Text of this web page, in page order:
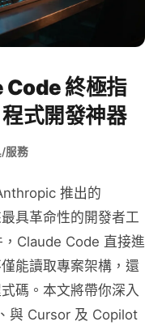
終極指
式開發神器
服務
推出的
具革命性的開發者工
Claude Code 直接進
能讀取專案架構，還
碼。本文將帶你深入
與 Cursor 及 Copilot